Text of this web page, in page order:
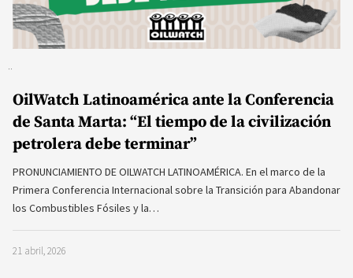
OilWatch Latinoamérica ante la Conferencia
de Santa Marta: “El tiempo de la civilización
petrolera debe terminar”
PRONUNCIAMIENTO DE OILWATCH LATINOAMÉRICA. En el marco de la
Primera Conferencia Internacional sobre la Transición para Abandonar
los Combustibles Fósiles y la…
21 abril, 2026